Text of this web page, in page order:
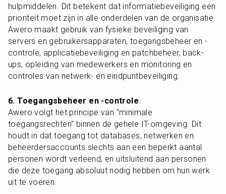
hulpmiddelen. Dit betekent dat informatiebeveiliging een
prioriteit moet zijn in alle onderdelen van de organisatie.
Awero maakt gebruik van fysieke beveiliging van
servers en gebruikersapparaten, toegangsbeheer en -
controle, applicatiebeveiliging en patchbeheer, back-
ups, opleiding van medewerkers en monitoring en
controles van netwerk- en eindpuntbeveiliging.
6. Toegangsbeheer en -controle
Awero volgt het principe van "minimale
toegangsrechten" binnen de gehele IT-omgeving. Dit
houdt in dat toegang tot databases, netwerken en
beheerdersaccounts slechts aan een beperkt aantal
personen wordt verleend, en uitsluitend aan personen
die deze toegang absoluut nodig hebben om hun werk
uit te voeren.